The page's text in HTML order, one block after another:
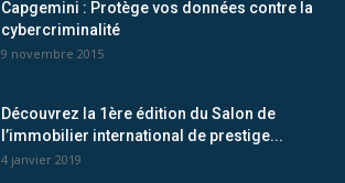
Capgemini : Protège vos données contre la
cybercriminalité
9 novembre 2015
Découvrez la 1ère édition du Salon de
l’immobilier international de prestige...
4 janvier 2019